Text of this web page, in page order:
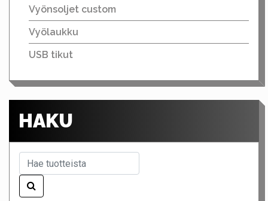
Vyönsoljet custom
Vyölaukku
USB tikut
HAKU